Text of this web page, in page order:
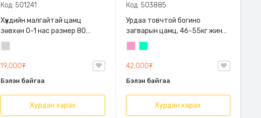
Код: 501241
Хүүхдийн малгайтай цамц
зөвхөн 0-1 нас размер 80
сонголттой
19,000₮
Бэлэн байгаа
Хурдан харах
Код: 503885
Урдаа товчтой богино
загварын цамц, 46-55кг жинд
таарна
42,000₮
Бэлэн байгаа
Хурдан харах